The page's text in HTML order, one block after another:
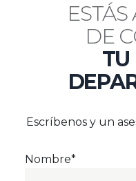
ESTÁS
DE
TU
Escríbenos y un
Nombre*